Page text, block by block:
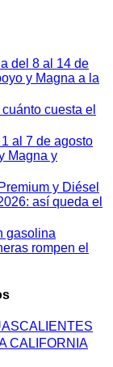
del 8 al 14 de
y Magna a la
cuesta el
al 7 de agosto
Magna y
y Diésel
así queda el
gasolina
rompen el
CALIFORNIA